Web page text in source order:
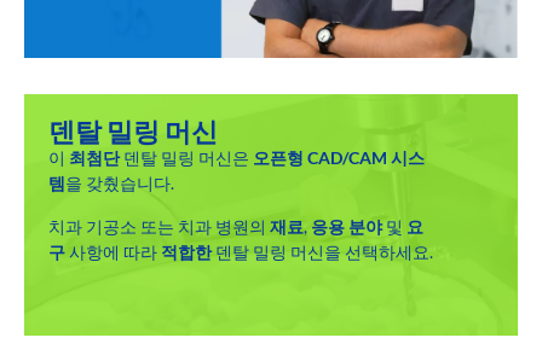
덴탈 밀링 머신
이 최첨단덴탈 밀링 머신은 오픈형 CAD/CAM 시스
템을 갖췄습니다.
치과 기공소 또는 치과 병원의 재료, 응용 분야및 요
구사항에 따라 적합한덴탈 밀링 머신을 선택하세요.